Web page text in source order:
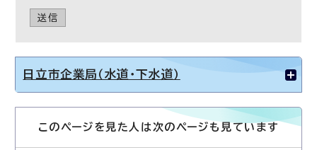
送信
日立市企業局（水道・下水道）
このページを見た人は次のページも見ています